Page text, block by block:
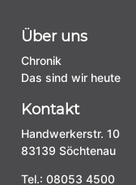
Über uns
Chronik
Das sind wir heute
Kontakt
Handwerkerstr. 10
83139 Söchtenau
Tel.: 08053 4500